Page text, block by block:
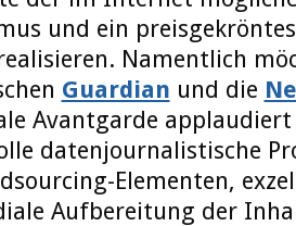
und ein
Namentlich
Guardian und die
Avantgarde
datenjournalistische
Elementen,
Aufbereitung der